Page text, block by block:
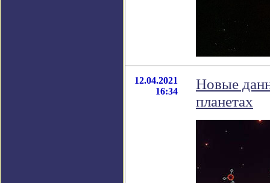
12.04.2021
16:34
Новые
планетах